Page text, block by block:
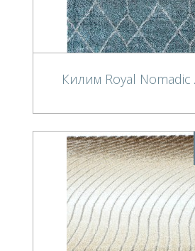
Килим Royal Nomadic